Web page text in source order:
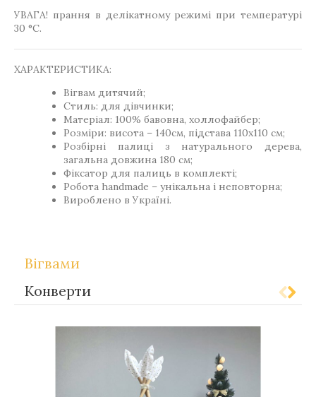
УВАГА! прання в делікатному режимі при температурі
30 °C.
ХАРАКТЕРИСТИКА:
Вігвам дитячий;
Стиль: для дівчинки;
Матеріал: 100% бавовна, холлофайбер;
Розміри: висота – 140см, підстава 110х110 см;
Розбірні палиці з натурального дерева,
загальна довжина 180 см;
Фіксатор для палиць в комплекті;
Робота handmade – унікальна і неповторна;
Вироблено в Україні.
Вігвами
Конверти